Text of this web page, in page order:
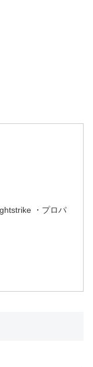
・プロパ